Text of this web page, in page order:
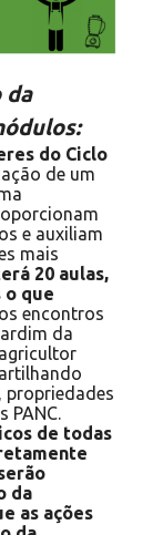
da
do Ciclo
de um
e auxiliam
mais
20 aulas,
o que
encontros
da
propriedades
PANC.
de todas
da
as ações